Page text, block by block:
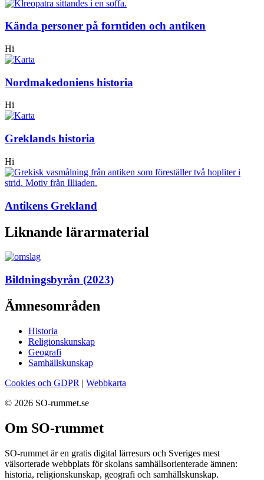
Kända personer på forntiden och antiken
Hi
Nordmakedoniens historia
Hi
Greklands historia
Hi
Antikens Grekland
Liknande lärarmaterial
Bildningsbyrån (2023)
Ämnesområden
Historia
Religionskunskap
Geografi
Samhällskunskap
Cookies och GDPR | Webbkarta
© 2026 SO-rummet.se
Om SO-rummet
SO-rummet är en gratis digital lärresurs och Sveriges mest
välsorterade webbplats för skolans samhällsorienterade ämnen:
historia, religionskunskap, geografi och samhällskunskap.